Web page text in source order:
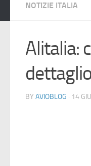
NOTIZIE ITALIA
Alitalia:
BY AVIOBLOG · 14